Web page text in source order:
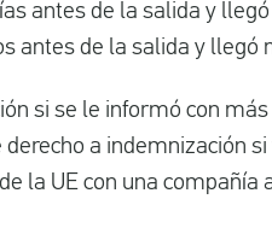
antes de la salida y
antes de la salida y llegó
si se le informó con
a indemnización
la UE con una compañía